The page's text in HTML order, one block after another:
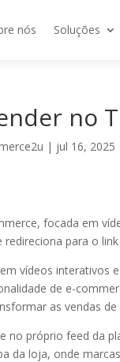
nós Soluções
no
| jul 16, 2025
focada em
redireciona para o
vídeos interativos
de e-
as vendas
no próprio feed da
da loja, onde